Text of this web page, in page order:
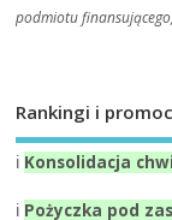
podmiotu
Rankingi i
ℹ️ Konsolidacja
ℹ️ Pożyczka pod